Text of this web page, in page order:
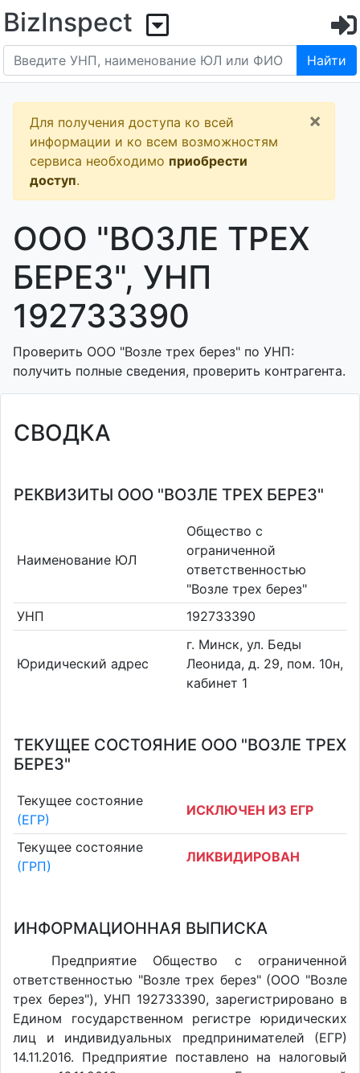
BizInspect
Найти
Для получения доступа ко всей
информации и ко всем возможностям
сервиса необходимо приобрести
доступ.
×
ООО "ВОЗЛЕ ТРЕХ
БЕРЕЗ", УНП
192733390
Проверить ООО "Возле трех берез" по УНП:
получить полные сведения, проверить контрагента.
СВОДКА
РЕКВИЗИТЫ ООО "ВОЗЛЕ ТРЕХ БЕРЕЗ"
Наименование ЮЛ
Общество с
ограниченной
ответственностью
"Возле трех берез"
УНП
192733390
Юридический адрес
г. Минск, ул. Беды
Леонида, д. 29, пом. 10н,
кабинет 1
ТЕКУЩЕЕ СОСТОЯНИЕ ООО "ВОЗЛЕ ТРЕХ
БЕРЕЗ"
Текущее состояние
(ЕГР)
ИСКЛЮЧЕН ИЗ ЕГР
Текущее состояние
(ГРП)
ЛИКВИДИРОВАН
ИНФОРМАЦИОННАЯ ВЫПИСКА
Предприятие Общество с ограниченной
ответственностью "Возле трех берез" (ООО "Возле
трех берез"), УНП 192733390, зарегистрировано в
Едином государственном регистре юридических
лиц и индивидуальных предпринимателей (ЕГР)
14.11.2016. Предприятие поставлено на налоговый